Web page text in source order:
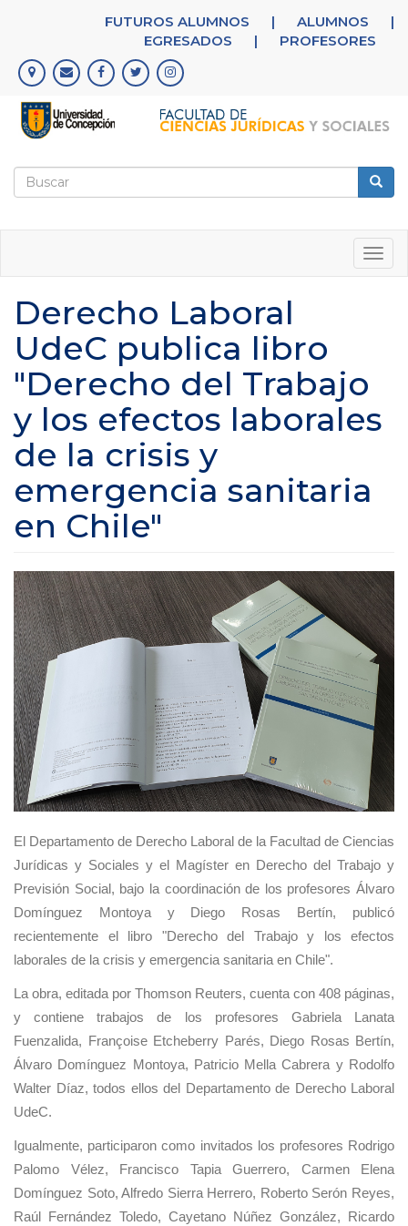
principal
FUTUROS ALUMNOS | ALUMNOS
|
EGRESADOS
| PROFESORES
Formulario
Derecho Laboral
UdeC publica libro
"Derecho del Trabajo
y los efectos laborales
de la crisis y
emergencia sanitaria
en Chile"
El Departamento de Derecho Laboral de la Facultad de Ciencias
Jurídicas y Sociales y el Magíster en Derecho del Trabajo y
Previsión Social, bajo la coordinación de los profesores Álvaro
Domínguez Montoya y Diego Rosas Bertín, publicó
recientemente el libro "Derecho del Trabajo y los efectos
laborales de la crisis y emergencia sanitaria en Chile".
La obra, editada por Thomson Reuters, cuenta con 408 páginas,
y contiene trabajos de los profesores Gabriela Lanata
Fuenzalida, Françoise Etcheberry Parés, Diego Rosas Bertín,
Álvaro Domínguez Montoya, Patricio Mella Cabrera y Rodolfo
Walter Díaz, todos ellos del Departamento de Derecho Laboral
UdeC.
Igualmente, participaron como invitados los profesores Rodrigo
Palomo Vélez, Francisco Tapia Guerrero, Carmen Elena
Domínguez Soto, Alfredo Sierra Herrero, Roberto Serón Reyes,
Raúl Fernández Toledo, Cayetano Núñez González, Ricardo